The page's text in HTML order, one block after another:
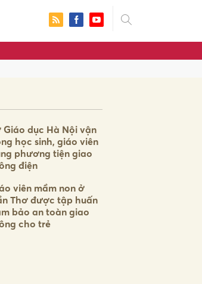
Giáo dục Hà Nội vận
học sinh, giáo viên
phương tiện giao
điện
viên mầm non ở
Thơ được tập huấn
bảo an toàn giao
cho trẻ